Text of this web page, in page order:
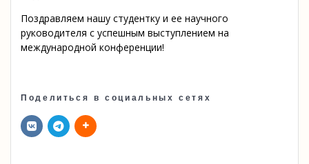
Поздравляем нашу студентку и ее научного
руководителя с успешным выступлением на
международной конференции!
Поделиться в социальных сетях